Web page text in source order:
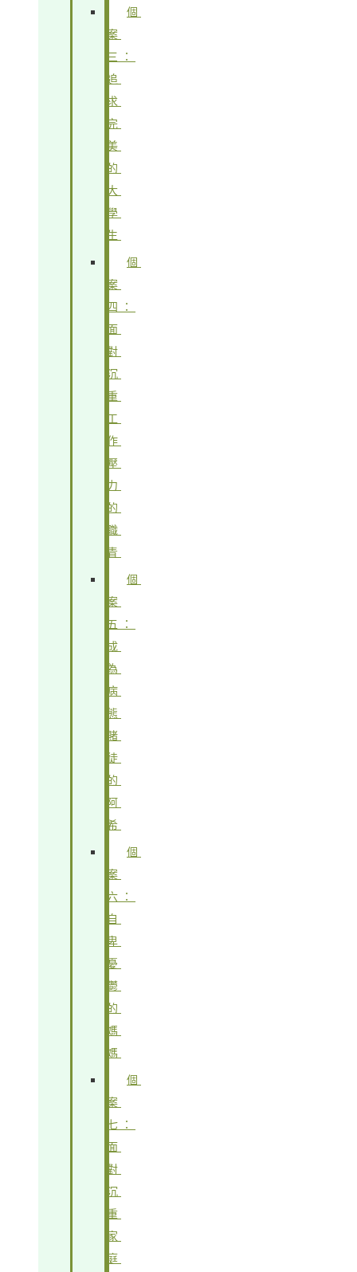
個
案
三：
追
求
完
美
的
大
學
生
個
案
四：
面
對
沉
重
工
作
壓
力
的
職
青
個
案
五：
成
為
病
態
賭
徒
的
阿
希
個
案
六：
自
卑
憂
鬱
的
媽
媽
個
案
七：
面
對
沉
重
家
庭